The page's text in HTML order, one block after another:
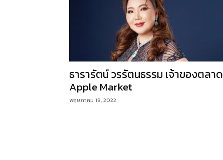
ธารารัตน์ วรรัตนธรรม เจ้าของตลาด
Apple Market
พฤษภาคม 18, 2022